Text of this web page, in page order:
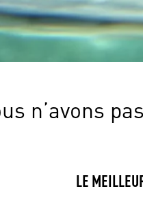
n’avons
LE